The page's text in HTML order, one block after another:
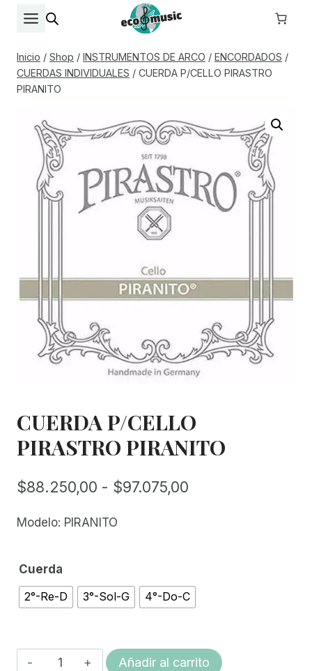
Inicio / Shop / INSTRUMENTOS DE ARCO / ENCORDADOS /
CUERDAS INDIVIDUALES / CUERDA P/CELLO PIRASTRO
PIRANITO
CUERDA P/CELLO
PIRASTRO PIRANITO
$88.250,00 - $97.075,00
hasta
Modelo: PIRANITO
Cuerda
2°-Re-D
3°-Sol-G 4°-Do-C
CUERDA
Añadir al carrito